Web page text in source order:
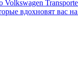
Volkswagen
вдохновят вас